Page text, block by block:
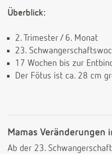
Überblick:
2. Trimester / 6. Monat
23.
17 Wochen bis zur
Der Fötus ist ca. 28 cm
Mamas Veränderungen
Ab der 23.